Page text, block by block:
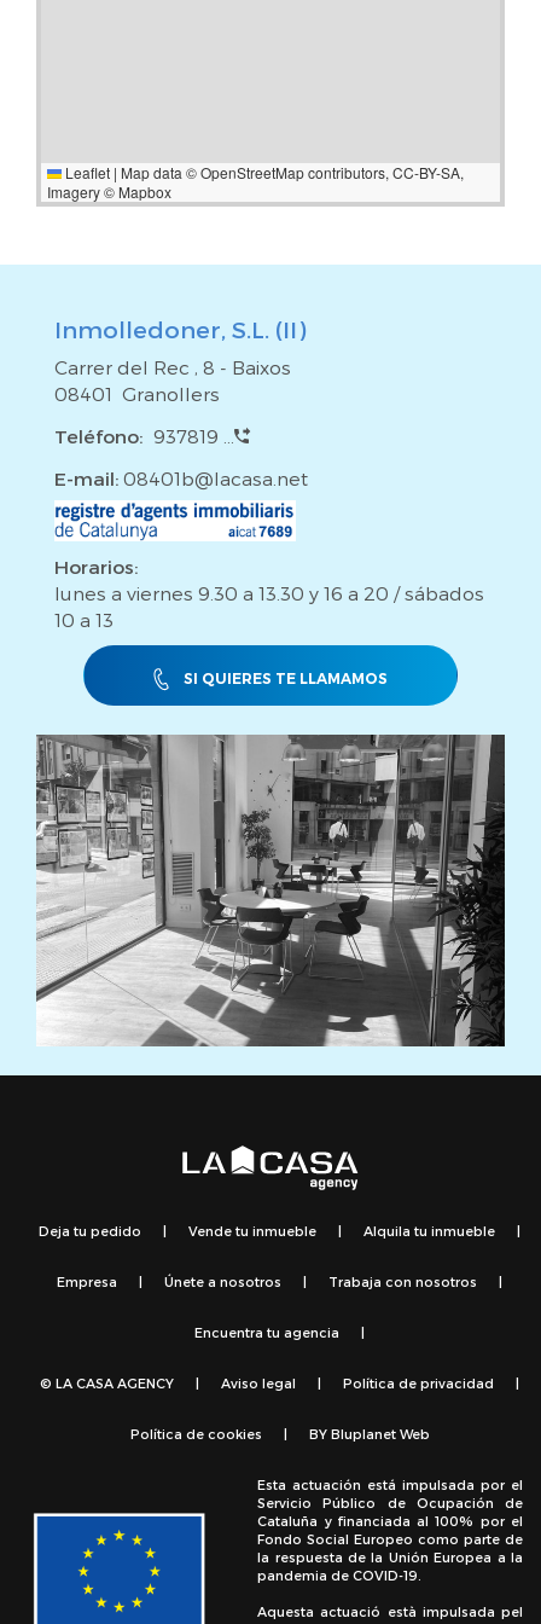
Leaflet | Map data ©OpenStreetMapcontributors, CC-BY-SA,
Imagery © Mapbox
Inmolledoner, S.L. (II)
Carrer del Rec , 8 - Baixos
08401 Granollers
Teléfono: 937819 ...
E-mail: 08401b@lacasa.net
Horarios:
lunes a viernes 9.30 a 13.30 y 16 a 20 / sábados
10 a 13
SI QUIERES TE LLAMAMOS
Deja tu pedido Vende tu inmueble Alquila tu inmueble
Empresa Únete a nosotros Trabaja con nosotros
Encuentra tu agencia
© LA CASA AGENCY Aviso legal Política de privacidad
Política de cookies BY Bluplanet Web
Esta actuación está impulsada por el
Servicio Público de Ocupación de
Cataluña y financiada al 100% por el
Fondo Social Europeo como parte de
la respuesta de la Unión Europea a la
pandemia de COVID-19.
Aquesta actuació està impulsada pel